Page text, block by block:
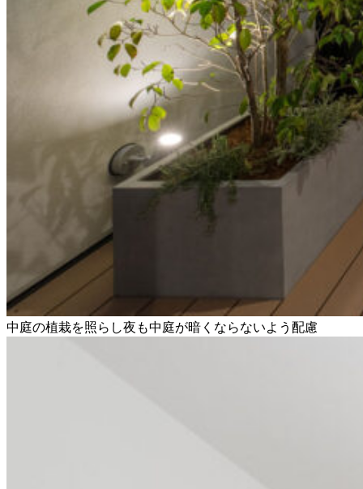
中庭の植栽を照らし夜も中庭が暗くならないよう配慮